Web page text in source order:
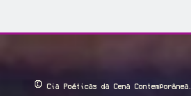
© Cia Poéticas da Cena Contemporânea.